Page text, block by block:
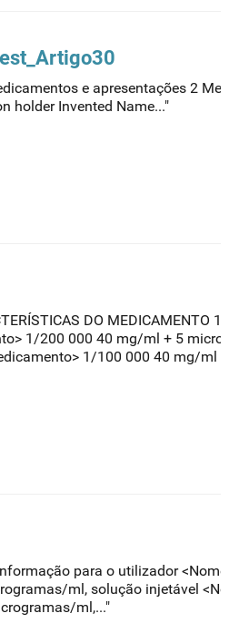
e apresentações 2
holder Invented Name..."
DO MEDICAMENTO 1.
1/200 000 40 mg/ml + 5
1/100 000 40 mg/ml
para o utilizador <Nome
ml, solução injetável
ml,..."